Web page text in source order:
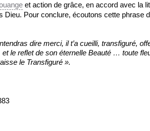
et action de grâce, en accord avec la
Pour conclure, écoutons cette phrase
dire merci, il t’a cueilli, transfiguré,
le reflet de son éternelle Beauté … toute
le Transfiguré ».